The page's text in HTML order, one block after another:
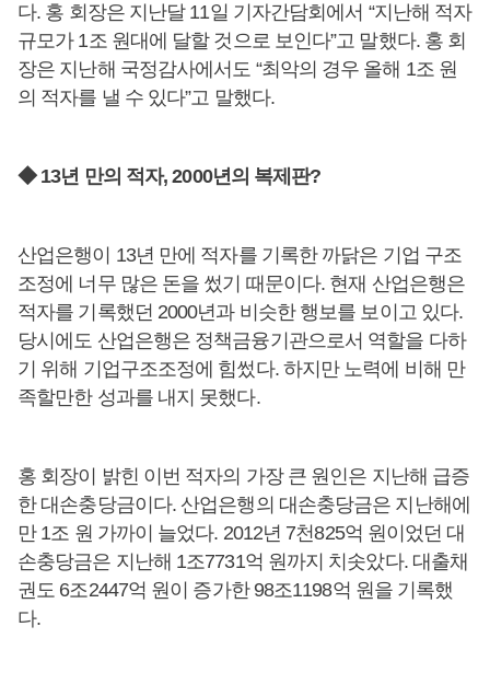
다. 홍 회장은 지난달 11일 기자간담회에서 “지난해 적자
규모가 1조 원대에 달할 것으로 보인다”고 말했다. 홍 회
장은 지난해 국정감사에서도 “최악의 경우 올해 1조 원
의 적자를 낼 수 있다”고 말했다.
◆ 13년 만의 적자, 2000년의 복제판?
산업은행이 13년 만에 적자를 기록한 까닭은 기업 구조
조정에 너무 많은 돈을 썼기 때문이다. 현재 산업은행은
적자를 기록했던 2000년과 비슷한 행보를 보이고 있다.
당시에도 산업은행은 정책금융기관으로서 역할을 다하
기 위해 기업구조조정에 힘썼다. 하지만 노력에 비해 만
족할만한 성과를 내지 못했다.
홍 회장이 밝힌 이번 적자의 가장 큰 원인은 지난해 급증
한 대손충당금이다. 산업은행의 대손충당금은 지난해에
만 1조 원 가까이 늘었다. 2012년 7천825억 원이었던 대
손충당금은 지난해 1조7731억 원까지 치솟았다. 대출채
권도 6조2447억 원이 증가한 98조1198억 원을 기록했
다.